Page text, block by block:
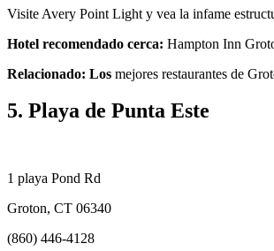
Visite Avery Point Light y vea la infame
Hotel recomendado cerca: Hampton Inn
Relacionado: Los mejores restaurantes de
5. Playa de Punta Este
1 playa Pond Rd
Groton, CT 06340
(860) 446-4128